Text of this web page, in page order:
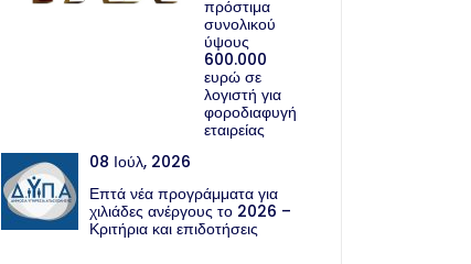
πρόστιμα
συνολικού
ύψους
600.000
ευρώ σε
λογιστή για
φοροδιαφυγή
εταιρείας
08 Ιούλ, 2026
Επτά νέα προγράμματα για
χιλιάδες ανέργους το 2026 –
Κριτήρια και επιδοτήσεις